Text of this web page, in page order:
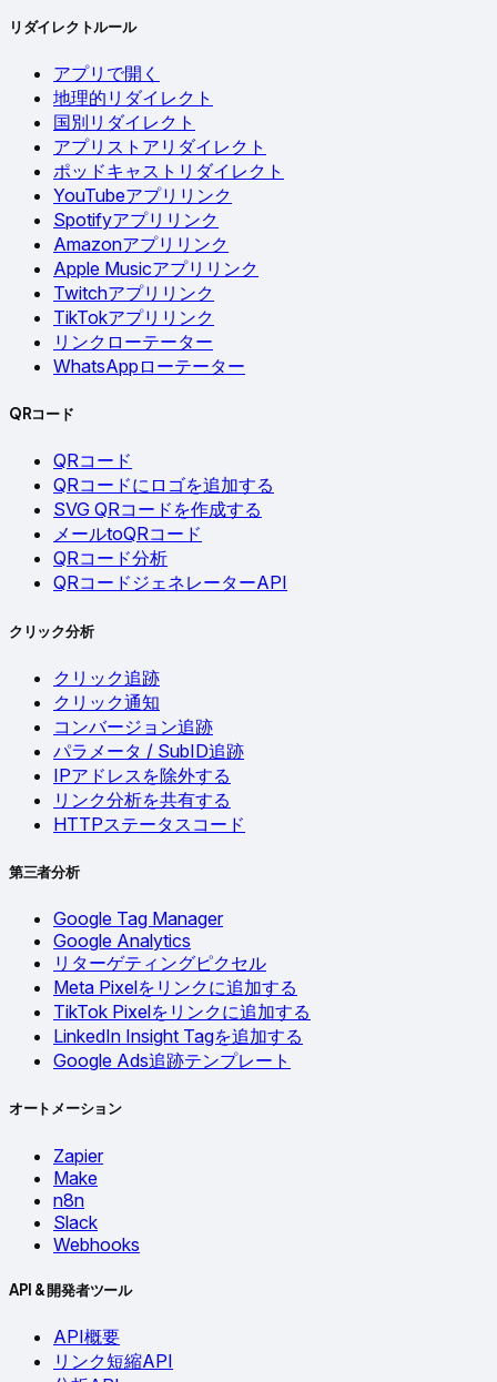
リダイレクトルール
アプリで開く
地理的リダイレクト
国別リダイレクト
アプリストアリダイレクト
ポッドキャストリダイレクト
YouTubeアプリリンク
Spotifyアプリリンク
Amazonアプリリンク
Apple Musicアプリリンク
Twitchアプリリンク
TikTokアプリリンク
リンクローテーター
WhatsAppローテーター
QRコード
QRコード
QRコードにロゴを追加する
SVG QRコードを作成する
メールtoQRコード
QRコード分析
QRコードジェネレーターAPI
クリック分析
クリック追跡
クリック通知
コンバージョン追跡
パラメータ / SubID追跡
IPアドレスを除外する
リンク分析を共有する
HTTPステータスコード
第三者分析
Google Tag Manager
Google Analytics
リターゲティングピクセル
Meta Pixelをリンクに追加する
TikTok Pixelをリンクに追加する
LinkedIn Insight Tagを追加する
Google Ads追跡テンプレート
オートメーション
Zapier
Make
n8n
Slack
Webhooks
API & 開発者ツール
API概要
リンク短縮API